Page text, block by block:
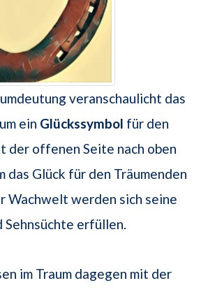
veranschaulicht das
ein Glückssymbol für den
der offenen Seite nach oben
das Glück für den Träumenden
Wachwelt werden sich seine
Sehnsüchte erfüllen.
im Traum dagegen mit der